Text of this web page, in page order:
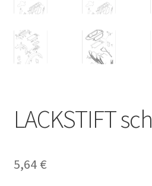
LACKSTIFT
5,64 €